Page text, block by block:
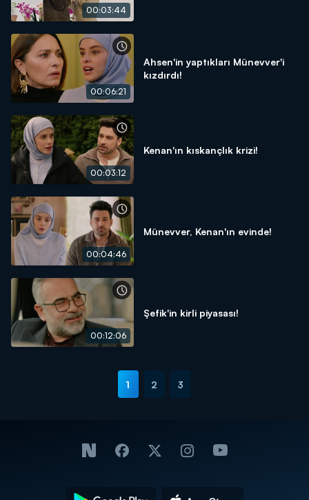
00:03:44
00:06:21
Ahsen'in yaptıkları Münevver'i
kızdırdı!
00:03:12
Kenan'ın kıskançlık krizi!
00:04:46
Münevver, Kenan'ın evinde!
00:12:06
Şefik'in kirli piyasası!
1 2 3